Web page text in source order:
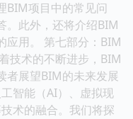
BIM项目中的常见问
。此外，还将介绍BIM
应用。 第七部分：BIM
技术的不断进步，BIM
者展望BIM的未来发展
智能（AI）、虚拟现
术的融合。我们将探